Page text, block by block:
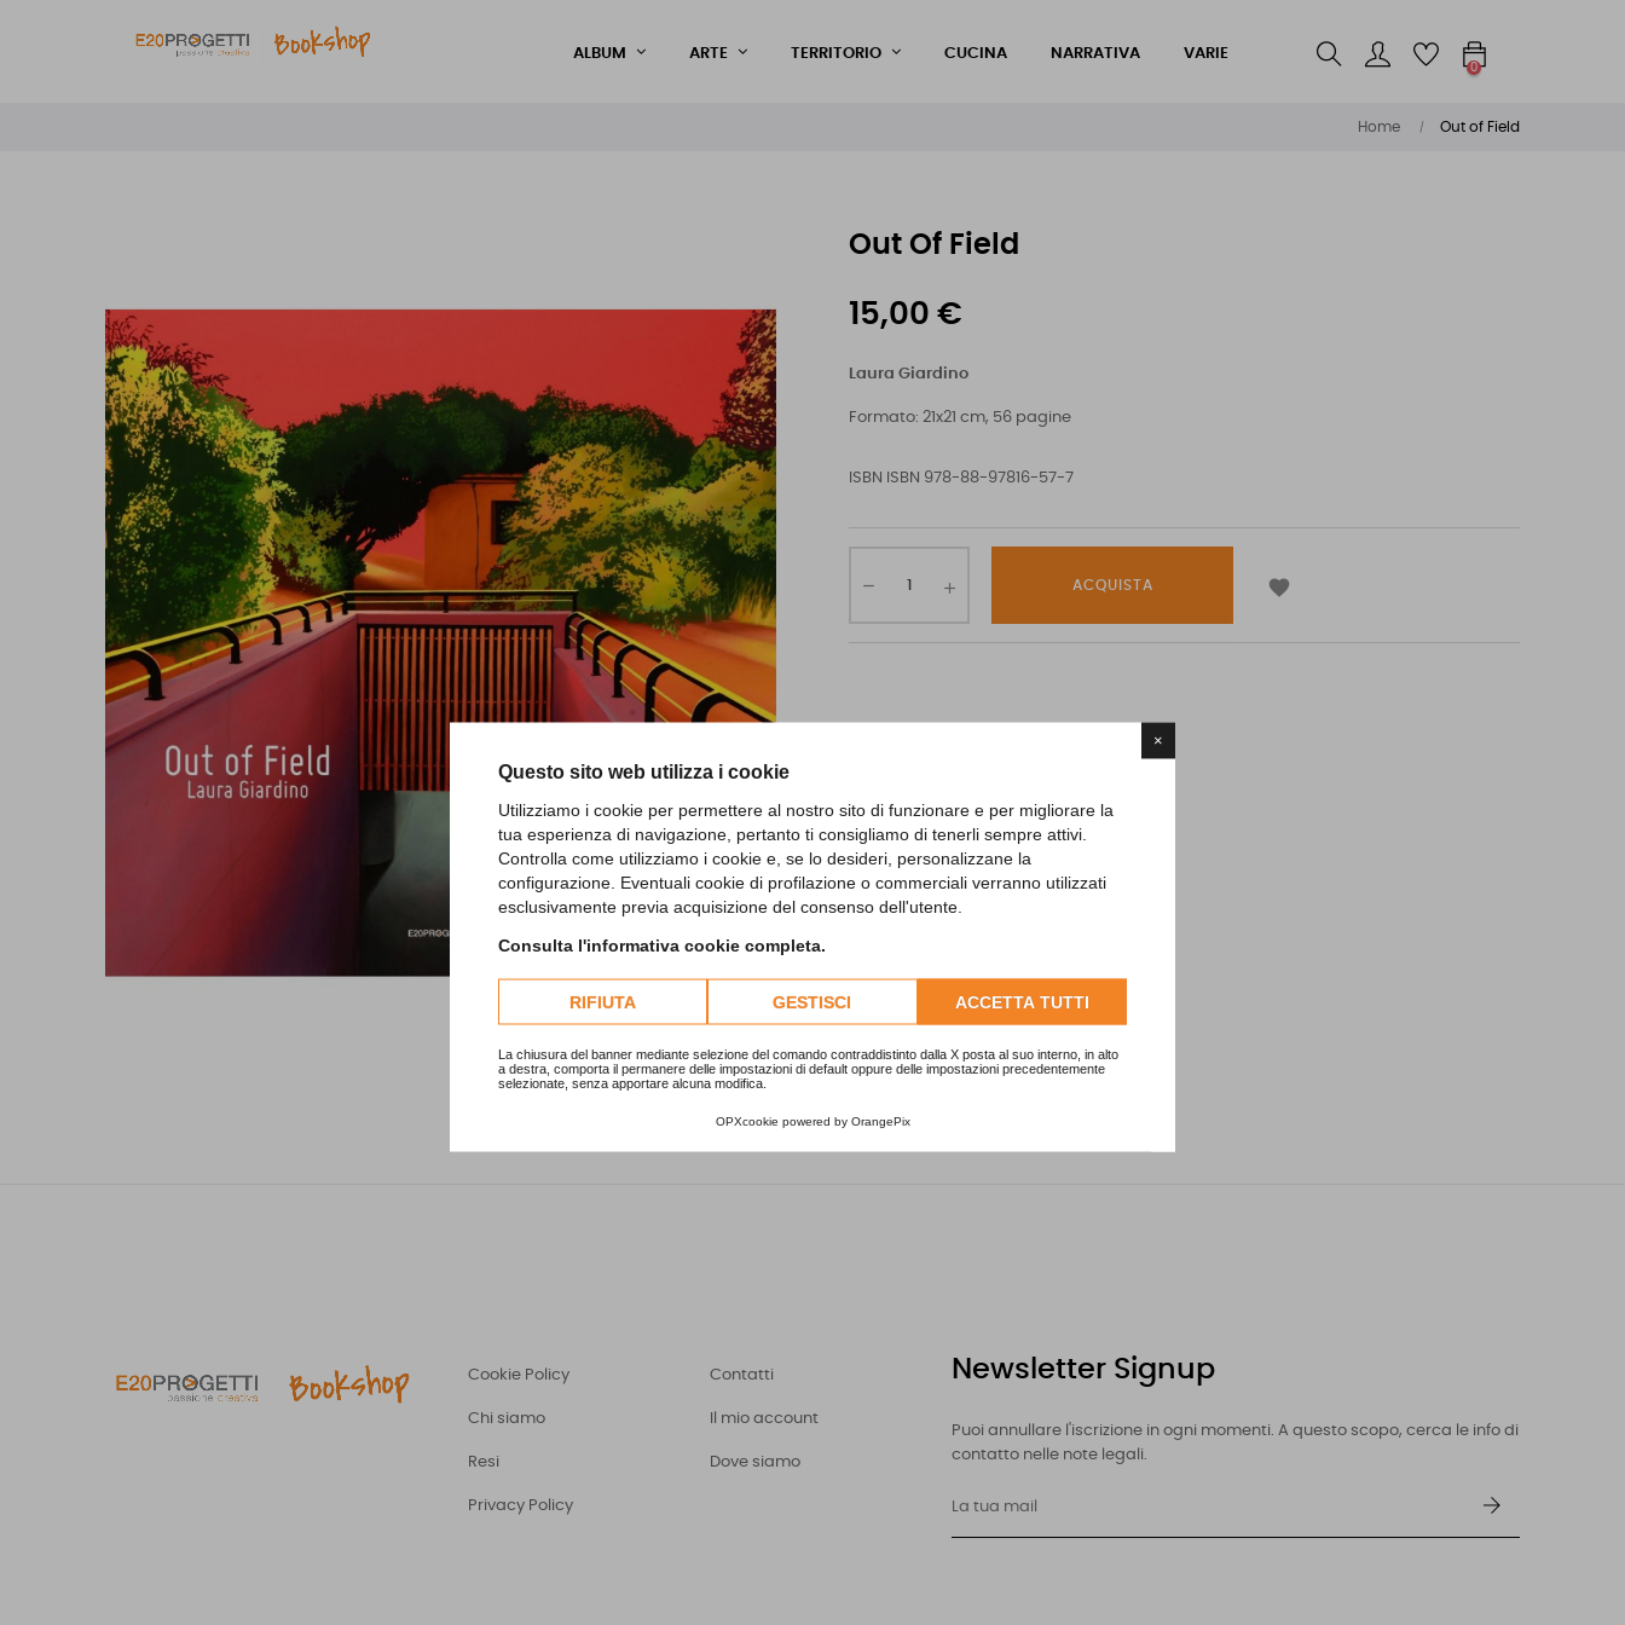
×
Questo sito web utilizza i cookie
Utilizziamo i cookie per permettere al nostro sito di funzionare e per migliorare la
tua esperienza di navigazione, pertanto ti consigliamo di tenerli sempre attivi.
Controlla come utilizziamo i cookie e, se lo desideri, personalizzane la
configurazione. Eventuali cookie di profilazione o commerciali verranno utilizzati
esclusivamente previa acquisizione del consenso dell'utente.
Consulta l'informativa cookie completa.
RIFIUTA GESTISCI ACCETTA TUTTI
La chiusura del banner mediante selezione del comando contraddistinto dalla X posta al suo interno, in alto
a destra, comporta il permanere delle impostazioni di default oppure delle impostazioni precedentemente
selezionate, senza apportare alcuna modifica.
OPXcookie powered by OrangePix
ALBUM ARTE TERRITORIO CUCINA NARRATIVA VARIE
0
Home Out of Field
Out Of Field
15,00 €
Laura Giardino
Formato: 21x21 cm, 56 pagine
ISBN ISBN 978-88-97816-57-7
ACQUISTA 
Cookie Policy
Chi siamo
Resi
Privacy Policy
Contatti
Il mio account
Dove siamo
Newsletter Signup
Puoi annullare l'iscrizione in ogni momenti. A questo scopo, cerca le info di
contatto nelle note legali.